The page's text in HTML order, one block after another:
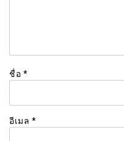
ชื่อ *
อีเมล *